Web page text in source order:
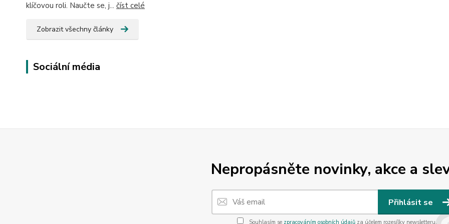
klíčovou roli. Naučte se, j... číst celé
Zobrazit všechny články
Sociální média
Nepropásněte novinky, akce a
Přihlásit se
Souhlasím se zpracováním osobních údajůza účelem rozesílky newsletteru.